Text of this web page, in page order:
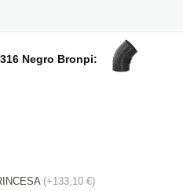
Negro Bronpi:
(+133,10 €)